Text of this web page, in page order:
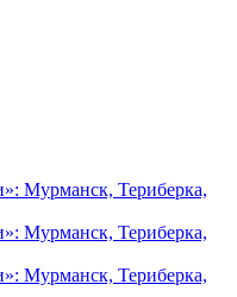
Мурманск, Териберка,
Мурманск, Териберка,
Мурманск, Териберка,